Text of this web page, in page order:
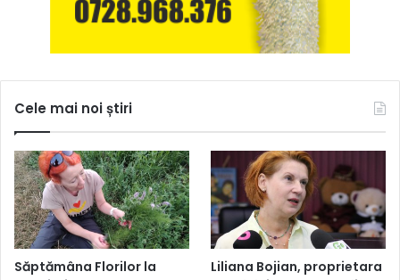
Cele mai noi știri
Săptămâna Florilor la
Liliana Bojian, proprietara